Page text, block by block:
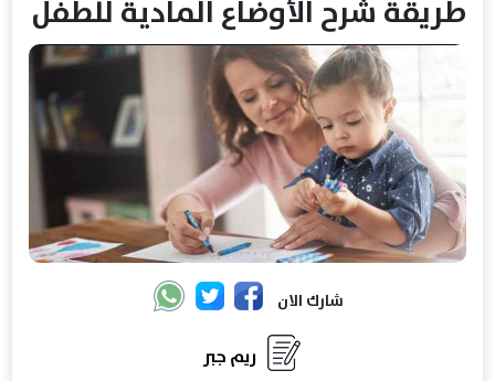
طريقة شرح الأوضاع المادية للطفل
شارك الان
ريم جبر